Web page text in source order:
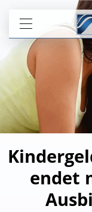
endet